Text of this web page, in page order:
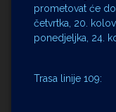
prometovat će
četvrtka, 20.
ponedjeljka, 24.
Trasa linije 109: